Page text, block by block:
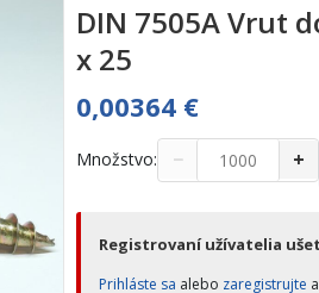
DIN 7505A Vrut
x 25
0,00364 €
Množstvo: − +
Registrovaní užívatelia
Prihláste sa alebo zaregistrujte